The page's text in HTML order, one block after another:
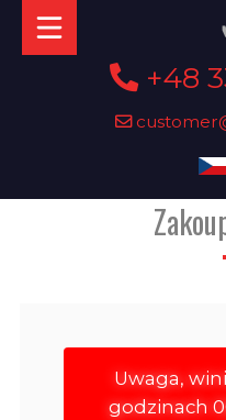
+48
Uwaga,
godzinach